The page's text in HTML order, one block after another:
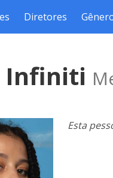
Diretores
Infiniti
Esta